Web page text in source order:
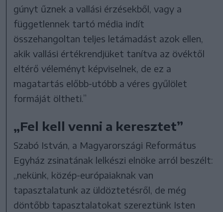
gúnyt űznek a vallási érzésekből, vagy a
függetlennek tartó média indít
összehangoltan teljes letámadást azok ellen,
akik vallási értékrendjüket tanítva az övéktől
eltérő véleményt képviselnek, de ez a
magatartás előbb-utóbb a véres gyűlölet
formáját öltheti.”
„Fel kell venni a keresztet”
Szabó István, a Magyarországi Református
Egyház zsinatának lelkészi elnöke arról beszélt:
„nekünk, közép-európaiaknak van
tapasztalatunk az üldöztetésről, de még
döntőbb tapasztalatokat szereztünk Isten